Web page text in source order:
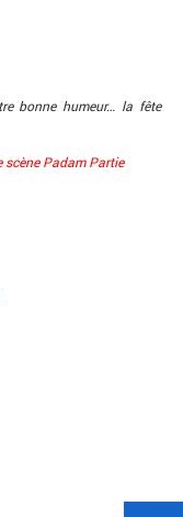
bonne humeur… la fête
scène Padam Partie